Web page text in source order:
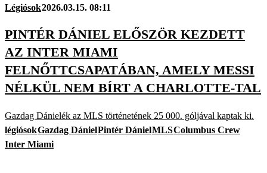
Légiósok2026.03.15. 08:11
PINTÉR DÁNIEL ELŐSZÖR KEZDETT
AZ INTER MIAMI
FELNŐTTCSAPATÁBAN, AMELY MESSI
NÉLKÜL NEM BÍRT A CHARLOTTE-TAL
Gazdag Dánielék az MLS történetének 25 000. góljával kaptak ki.
légiósokGazdag DánielPintér DánielMLSColumbus Crew
Inter Miami